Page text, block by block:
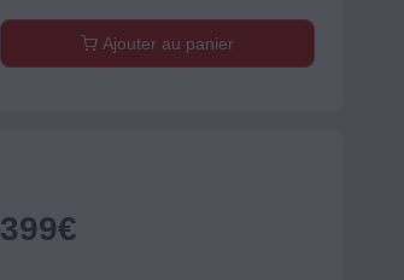
Ajouter au panier
399€